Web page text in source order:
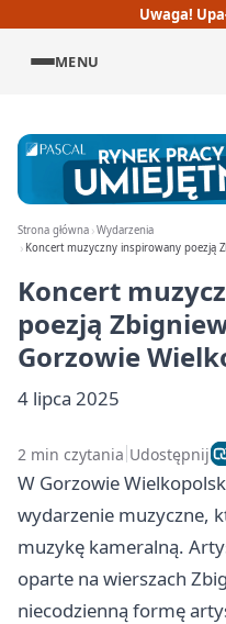
Uwaga!
MENU
Strona główna Wydarzenia
Koncert muzyczny inspirowany poezją
Koncert
poezją
Gorzowie
4 lipca 2025
2 min czytania Udostępnij
W Gorzowie
wydarzenie muzyczne,
muzykę kameralną.
oparte na wierszach
niecodzienną formę